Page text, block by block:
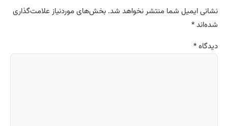
نشانی ایمیل شما منتشر نخواهد شد. بخش‌های موردنیاز علامت‌گذاری
شده‌اند*
دیدگاه*